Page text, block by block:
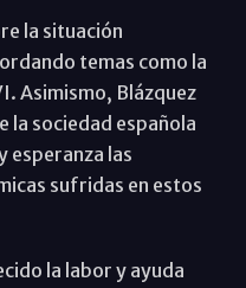
la situación
temas como la
Asimismo, Blázquez
la sociedad española
esperanza las
sufridas en estos
la labor y ayuda